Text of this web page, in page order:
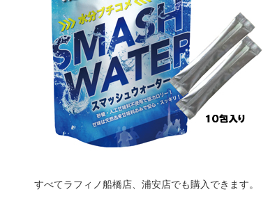
すべてラフィノ船橋店、浦安店でも購入できます。